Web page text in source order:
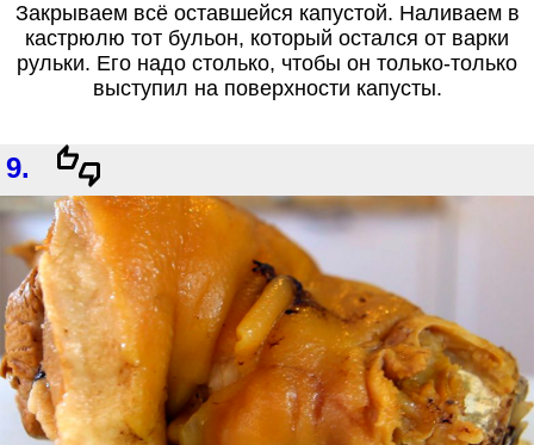
Закрываем всё оставшейся капустой. Наливаем в
кастрюлю тот бульон, который остался от варки
рульки. Его надо столько, чтобы он только-только
выступил на поверхности капусты.
9.